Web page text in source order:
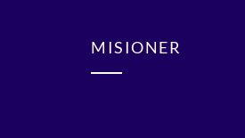
MISIONER